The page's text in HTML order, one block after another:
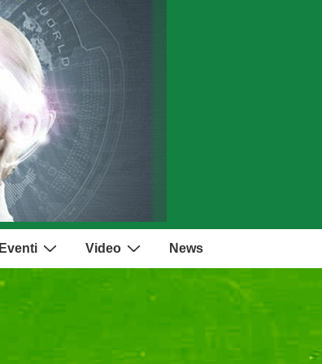
Eventi Video News